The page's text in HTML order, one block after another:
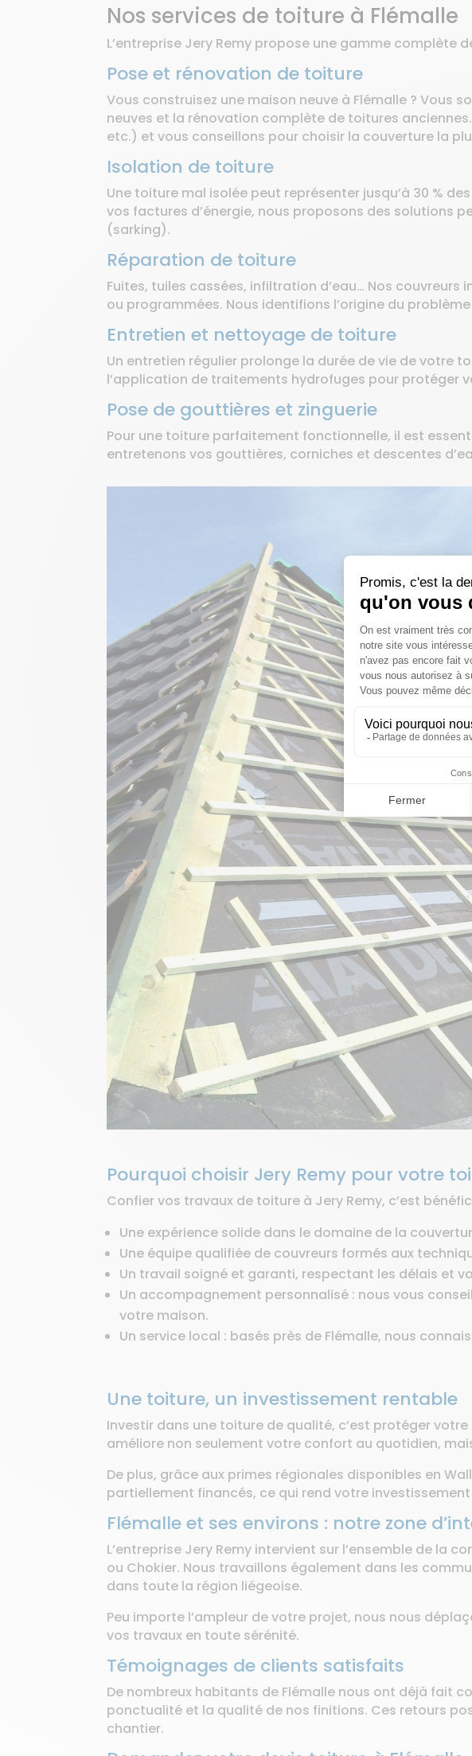
Nos services de toiture à Flémalle
L’entreprise Jery Remy propose une gamme complète
Pose et rénovation de toiture
Vous construisez une maison neuve à Flémalle ? Vous
neuves et la rénovation complète de toitures
etc.) et vous conseillons pour choisir la couverture la
Isolation de toiture
Une toiture mal isolée peut représenter jusqu’à 30 %
vos factures d’énergie, nous proposons des solutions
(sarking).
Réparation de toiture
Fuites, tuiles cassées, infiltration d’eau… Nos
ou programmées. Nous identifions l’origine du
Entretien et nettoyage de toiture
Un entretien régulier prolonge la durée de vie de votre
l’application de traitements hydrofuges pour protéger
Pose de gouttières et zinguerie
Pour une toiture parfaitement fonctionnelle, il est
entretenons vos gouttières, corniches et descentes
Pourquoi choisir Jery Remy pour votre
Confier vos travaux de toiture à Jery Remy, c’est
Une expérience solide dans le domaine de la
Une équipe qualifiée de couvreurs formés aux
Un travail soigné et garanti, respectant les délais et
Un accompagnement personnalisé : nous vous
votre maison.
Un service local : basés près de Flémalle, nous
Une toiture, un investissement rentable
Investir dans une toiture de qualité, c’est protéger
améliore non seulement votre confort au quotidien,
De plus, grâce aux primes régionales disponibles en
partiellement financés, ce qui rend votre
Flémalle et ses environs : notre zone
L’entreprise Jery Remy intervient sur l’ensemble de la
ou Chokier. Nous travaillons également dans les
dans toute la région liégeoise.
Peu importe l’ampleur de votre projet, nous nous
vos travaux en toute sérénité.
Témoignages de clients satisfaits
De nombreux habitants de Flémalle nous ont déjà fait
ponctualité et la qualité de nos finitions. Ces retours
chantier.